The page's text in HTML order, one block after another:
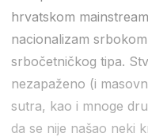
hrvatskom
nacionalizam
srbočetničkog tipa.
nezapaženo (i
sutra, kao i mnoge
da se nije našao neki